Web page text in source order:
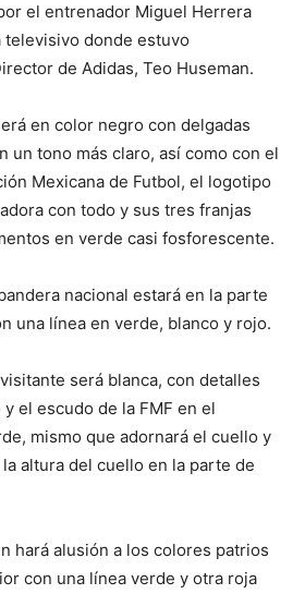
el entrenador Miguel Herrera
donde estuvo
de Adidas, Teo Huseman.
en color negro con delgadas
un tono más claro, así como con el
Mexicana de Futbol, el logotipo
con todo y sus tres franjas
en verde casi fosforescente.
nacional estará en la parte
una línea en verde, blanco y rojo.
será blanca, con detalles
el escudo de la FMF en el
mismo que adornará el cuello y
la altura del cuello en la parte de
hará alusión a los colores patrios
con una línea verde y otra roja